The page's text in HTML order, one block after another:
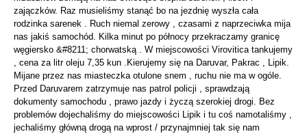
zajączków. Raz musieliśmy stanąć bo na jezdnię wyszła cała
rodzinka sarenek . Ruch niemal zerowy , czasami z naprzeciwka mija
nas jakiś samochód. Kilka minut po północy przekraczamy granicę
węgiersko &#8211; chorwatską . W miejscowości Virovitica tankujemy
, cena za litr oleju 7,35 kun .Kierujemy się na Daruvar, Pakrac , Lipik.
Mijane przez nas miasteczka otulone snem , ruchu nie ma w ogóle.
Przed Daruvarem zatrzymuje nas patrol policji , sprawdzają
dokumenty samochodu , prawo jazdy i życzą szerokiej drogi. Bez
problemów dojechaliśmy do miejscowości Lipik i tu coś namotaliśmy ,
jechaliśmy główną drogą na wprost / przynajmniej tak się nam